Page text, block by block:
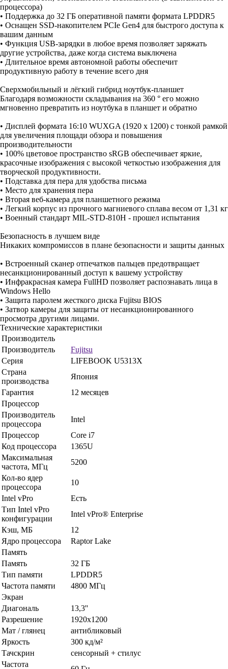
процессора)
• Поддержка до 32 ГБ оперативной памяти формата LPDDR5
• Оснащен SSD-накопителем PCIe Gen4 для быстрого доступа к
вашим данным
• Функция USB-зарядки в любое время позволяет заряжать
другие устройства, даже когда система выключена
• Длительное время автономной работы обеспечит
продуктивную работу в течение всего дня
Сверхмобильный и лёгкий гибрид ноутбук-планшет
Благодаря возможности складывания на 360 ° его можно
мгновенно превратить из ноутбука в планшет и обратно
• Дисплей формата 16:10 WUXGA (1920 x 1200) с тонкой рамкой
для увеличения площади обзора и повышения
производительности
• 100% цветовое пространство sRGB обеспечивает яркие,
красочные изображения с высокой четкостью изображения для
творческой продуктивности.
• Подставка для пера для удобства письма
• Место для хранения пера
• Вторая веб-камера для планшетного режима
• Легкий корпус из прочного магниевого сплава весом от 1,31 кг
• Военный стандарт MIL-STD-810H - прошел испытания
Безопасность в лучшем виде
Никаких компромиссов в плане безопасности и защиты данных
• Встроенный сканер отпечатков пальцев предотвращает
несанкционированный доступ к вашему устройству
• Инфракрасная камера FullHD позволяет распознавать лица в
Windows Hello
• Защита паролем жесткого диска Fujitsu BIOS
• Затвор камеры для защиты от несанкционированного
просмотра другими лицами.
Технические характеристики
Производитель
Производитель
Fujitsu
Серия
LIFEBOOK U5313X
Страна
производства
Япония
Гарантия
12 месяцев
Процессор
Производитель
процессора
Intel
Процессор
Core i7
Код процессора
1365U
Максимальная
частота, МГц
5200
Кол-во ядер
процессора
10
Intel vPro
Есть
Тип Intel vPro
конфигурации
Intel vPro® Enterprise
Кэш, МБ
12
Ядро процессора
Raptor Lake
Память
Память
32 ГБ
Тип памяти
LPDDR5
Частота памяти
4800 МГц
Экран
Диагональ
13,3''
Разрешение
1920x1200
Мат / глянец
антибликовый
Яркость
300 кд/м²
Тачскрин
сенсорный + стилус
Частота